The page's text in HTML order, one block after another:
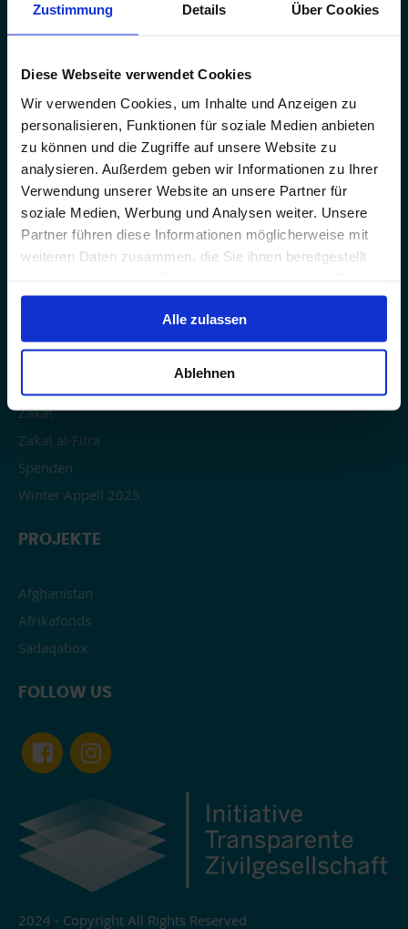
Zustimmung Details Über Cookies
Diese Webseite verwendet Cookies
Wir verwenden Cookies, um Inhalte und Anzeigen zu
personalisieren, Funktionen für soziale Medien anbieten
zu können und die Zugriffe auf unsere Website zu
analysieren. Außerdem geben wir Informationen zu Ihrer
Verwendung unserer Website an unsere Partner für
soziale Medien, Werbung und Analysen weiter. Unsere
Partner führen diese Informationen möglicherweise mit
weiteren Daten zusammen, die Sie ihnen bereitgestellt
gesammelt haben.
Alle zulassen
Ablehnen
Spendenaufruf – Fundraising
Transparenz
Wer wir sind
Geschäftsbedingungen
Banküberweisung
Karriere
Kontaktiere uns
SPENDEN
Fidya & Kaffara
Patenschaft für ein Waisenkind (ehemaliger Betrag)
Zakat
Zakat al-Fitra
Spenden
Winter Appell 2025
PROJEKTE
Afghanistan
Afrikafonds
Sadaqabox
FOLLOW US
2024 - Copyright All Rights Reserved